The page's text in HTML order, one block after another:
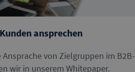
ansprechen
von Zielgruppen im B2B-
wir in unserem Whitepaper.